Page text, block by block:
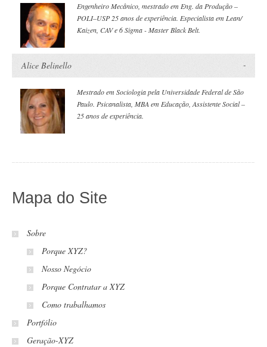
Engenheiro Mecânico, mestrado em Eng. da Produção –
POLI–USP 25 anos de experiência. Especialista em Lean/
Kaizen, CAV e 6 Sigma - Master Black Belt.
Alice Belinello
Mestrado em Sociologia pela Universidade Federal de São
Paulo. Psicanalista, MBA em Educação, Assistente Social –
25 anos de experiência.
Mapa do Site
Sobre
Porque XYZ?
Nosso Negócio
Porque Contratar a XYZ
Como trabalhamos
Portfólio
Geração-XYZ